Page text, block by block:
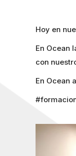
Hoy en
En Ocean
con
En Ocean